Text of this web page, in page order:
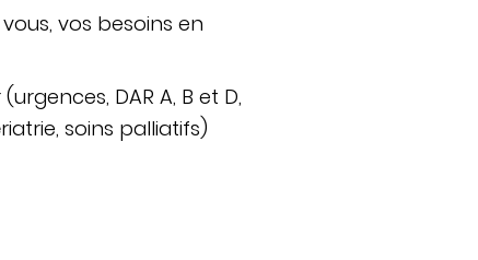
vos besoins en
DAR A, B et D,
soins palliatifs)